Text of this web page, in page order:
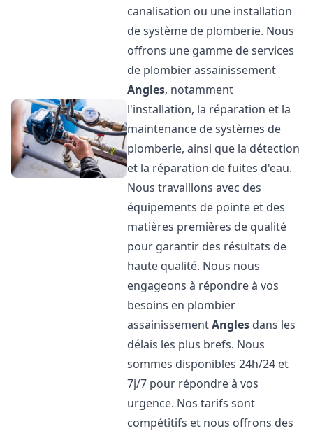
canalisation ou une installation
de système de plomberie. Nous
offrons une gamme de services
de plombier assainissement
Angles, notamment
l'installation, la réparation et la
maintenance de systèmes de
plomberie, ainsi que la détection
et la réparation de fuites d'eau.
Nous travaillons avec des
équipements de pointe et des
matières premières de qualité
pour garantir des résultats de
haute qualité. Nous nous
engageons à répondre à vos
besoins en plombier
assainissementAngles dans les
délais les plus brefs. Nous
sommes disponibles 24h/24 et
7j/7 pour répondre à vos
urgence. Nos tarifs sont
compétitifs et nous offrons des